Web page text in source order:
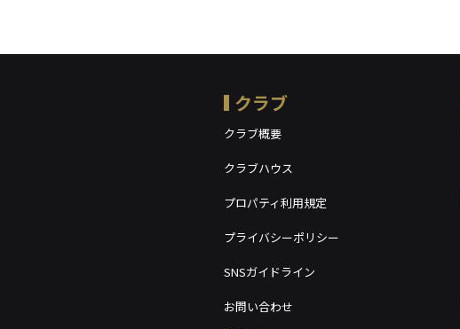
クラブ
クラブ概要
クラブハウス
プロパティ利用規定
プライバシーポリシー
SNSガイドライン
お問い合わせ